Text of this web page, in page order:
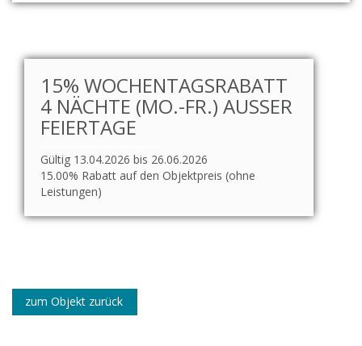
15% WOCHENTAGSRABATT
4 NÄCHTE (MO.-FR.) AUSSER F
EIERTAGE
Gültig 13.04.2026 bis 26.06.2026
15.00% Rabatt auf den Objektpreis (ohne
Leistungen)
zum Objekt zurück